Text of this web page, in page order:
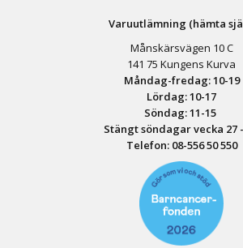
Varuutlämning (hämta
Månskärsvägen 10 C
141 75 Kungens Kurva
Måndag-fredag: 10-19
Lördag: 10-17
Söndag: 11-15
Stängt söndagar vecka 27
Telefon: 08-556 50 550